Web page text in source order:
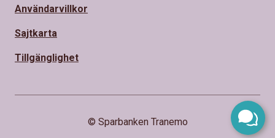
Användarvillkor
Sajtkarta
Tillgänglighet
© Sparbanken Tranemo